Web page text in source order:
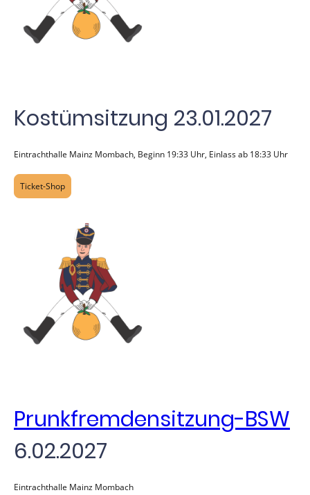
Kostümsitzung 23.01.2027
Eintrachthalle Mainz Mombach, Beginn 19:33 Uhr, Einlass ab 18:33 Uhr
Ticket-Shop
Prunkfremdensitzung-BSW
6.02.2027
Eintrachthalle Mainz Mombach